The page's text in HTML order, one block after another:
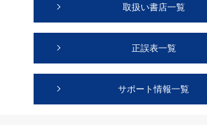
取扱い書店一覧
正誤表一覧
サポート情報一覧